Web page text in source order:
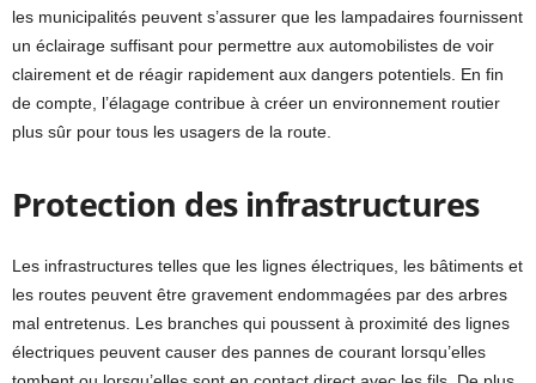
les municipalités peuvent s’assurer que les lampadaires fournissent
un éclairage suffisant pour permettre aux automobilistes de voir
clairement et de réagir rapidement aux dangers potentiels. En fin
de compte, l’élagage contribue à créer un environnement routier
plus sûr pour tous les usagers de la route.
Protection des infrastructures
Les infrastructures telles que les lignes électriques, les bâtiments et
les routes peuvent être gravement endommagées par des arbres
mal entretenus. Les branches qui poussent à proximité des lignes
électriques peuvent causer des pannes de courant lorsqu’elles